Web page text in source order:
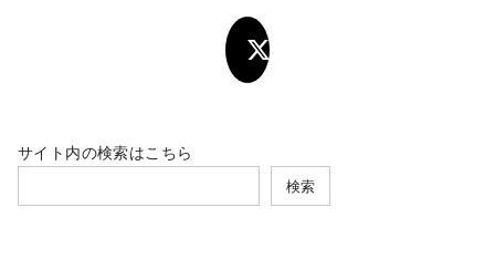
サイト内の検索はこちら
検索